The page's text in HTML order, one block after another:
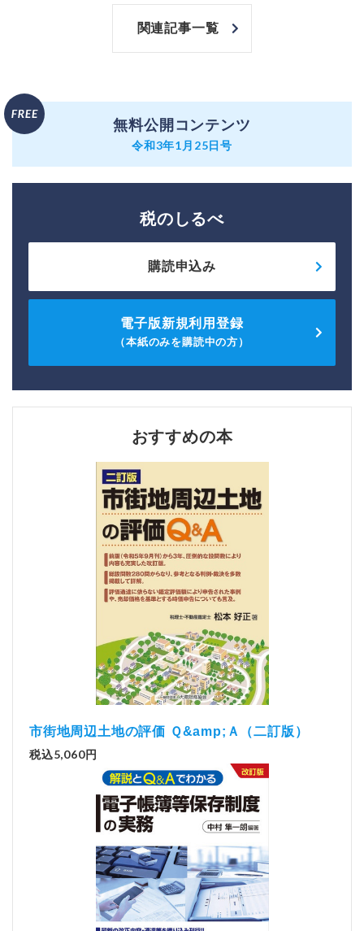
関連記事一覧
無料公開コンテンツ
令和3年1月25日号
税のしるべ
購読申込み
電子版新規利用登録
（本紙のみを購読中の方）
おすすめの本
市街地周辺土地の評価 Ｑ&amp;Ａ（二訂版）
税込5,060円